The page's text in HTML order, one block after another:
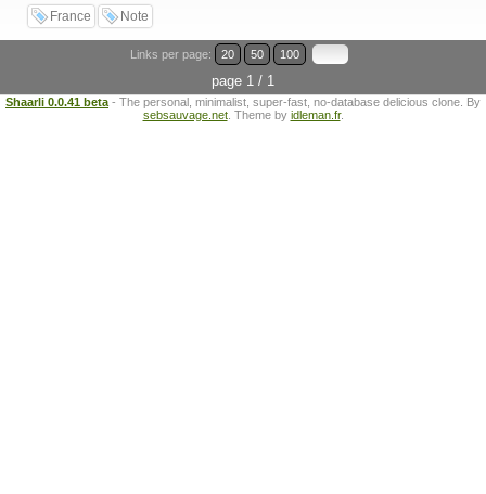
France Note
Links per page: 20 50 100
page 1 / 1
Shaarli 0.0.41 beta - The personal, minimalist, super-fast, no-database delicious clone. By
sebsauvage.net. Theme by idleman.fr.